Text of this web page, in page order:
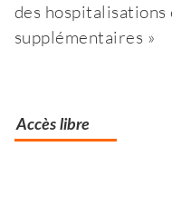
des hospitalisations
supplémentaires »
Accès libre